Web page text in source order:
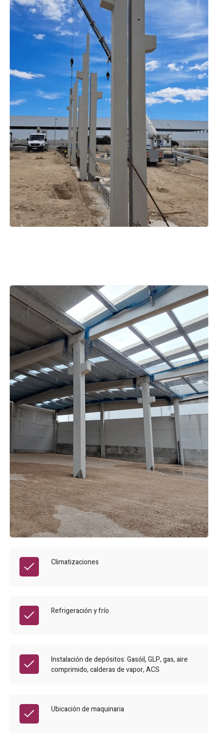
Climatizaciones
Refrigeración y frío
Instalación de depósitos: Gasóil, GLP, gas, aire
comprimido, calderas de vapor, ACS
Ubicación de maquinaria